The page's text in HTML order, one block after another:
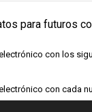
para futuros
con los
con cada